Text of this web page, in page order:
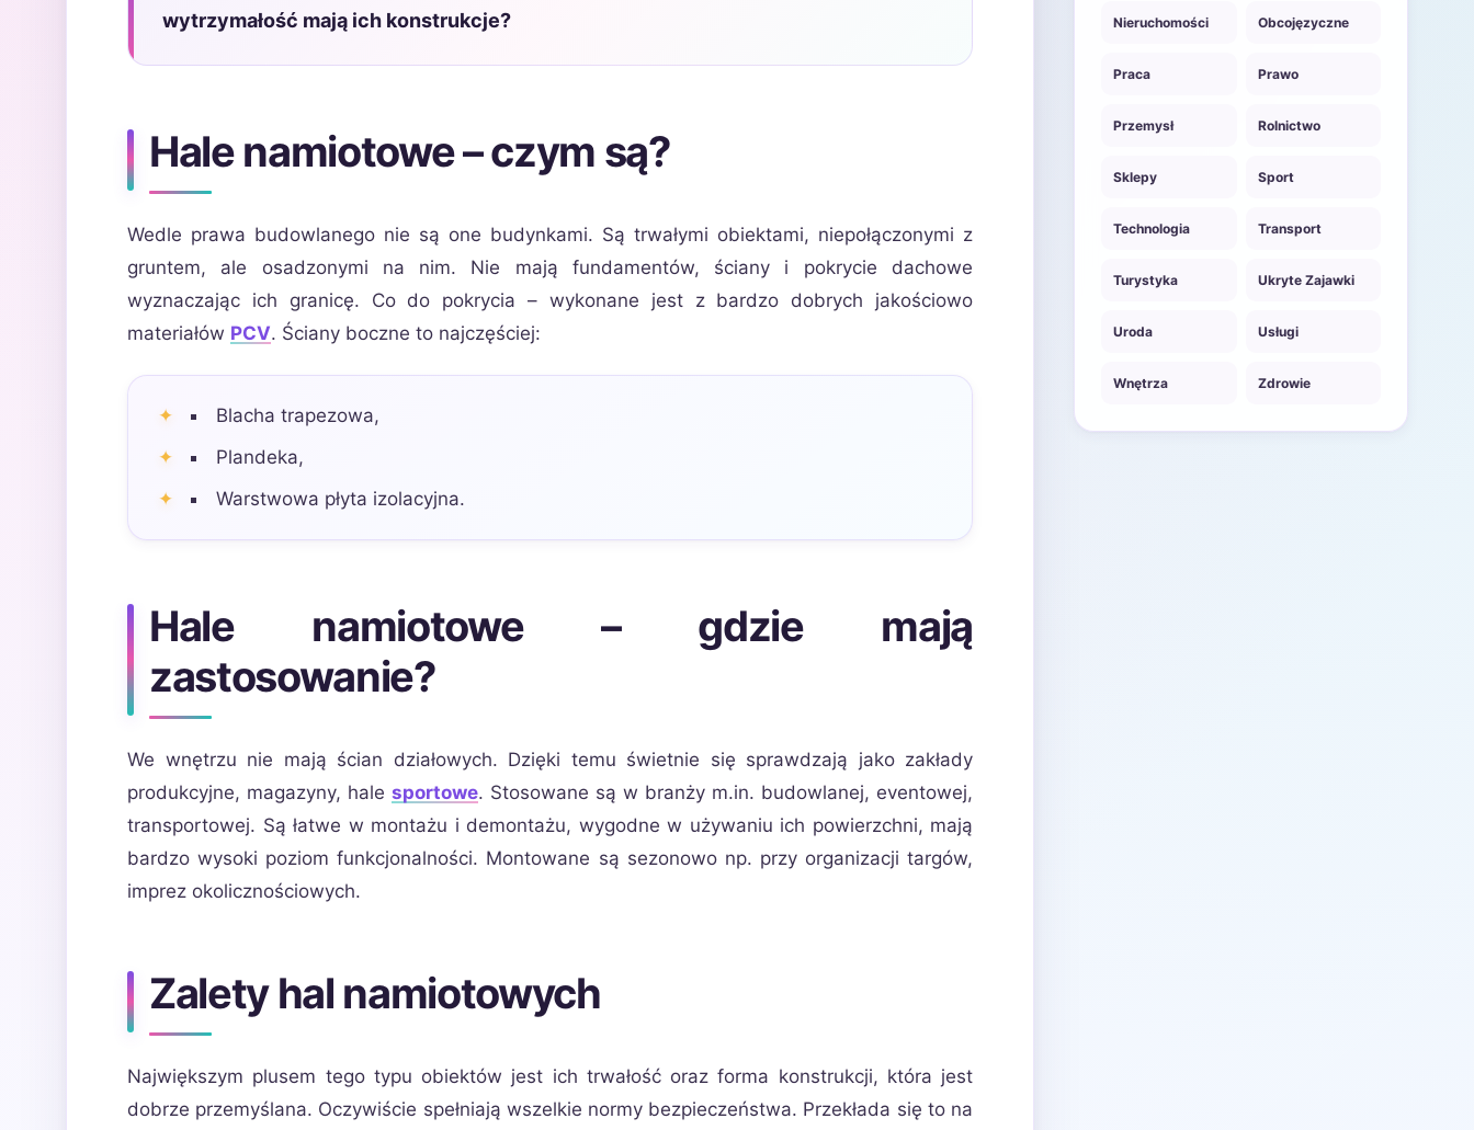
wytrzymałość mają ich konstrukcje?
Hale namiotowe – czym są?
Wedle prawa budowlanego nie są one budynkami. Są trwałymi obiektami, niepołączonymi z
gruntem, ale osadzonymi na nim. Nie mają fundamentów, ściany i pokrycie dachowe
wyznaczając ich granicę. Co do pokrycia – wykonane jest z bardzo dobrych jakościowo
materiałów PCV. Ściany boczne to najczęściej:
Blacha trapezowa,
Plandeka,
Warstwowa płyta izolacyjna.
Hale namiotowe – gdzie mają
zastosowanie?
We wnętrzu nie mają ścian działowych. Dzięki temu świetnie się sprawdzają jako zakłady
produkcyjne, magazyny, hale sportowe. Stosowane są w branży m.in. budowlanej, eventowej,
transportowej. Są łatwe w montażu i demontażu, wygodne w używaniu ich powierzchni, mają
bardzo wysoki poziom funkcjonalności. Montowane są sezonowo np. przy organizacji targów,
imprez okolicznościowych.
Zalety hal namiotowych
Największym plusem tego typu obiektów jest ich trwałość oraz forma konstrukcji, która jest
dobrze przemyślana. Oczywiście spełniają wszelkie normy bezpieczeństwa. Przekłada się to na
Nieruchomości Obcojęzyczne
Praca Prawo
Przemysł Rolnictwo
Sklepy Sport
Technologia Transport
Turystyka Ukryte Zajawki
Uroda Usługi
Wnętrza Zdrowie